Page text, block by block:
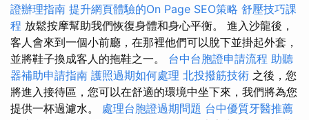
證辦理指南 提升網頁體驗的On Page SEO策略 舒壓技巧課
程 放鬆按摩幫助我們恢復身體和身心平衡。 進入沙龍後，
客人會來到一個小前廳，在那裡他們可以脫下並掛起外套，
並將鞋子換成客人的拖鞋之一。 台中台胞證申請流程 助聽
器補助申請指南 護照過期如何處理 北投撥筋技術 之後，您
將進入接待區，您可以在舒適的環境中坐下來，我們將為您
提供一杯過濾水。 處理台胞證過期問題 台中優質牙醫推薦